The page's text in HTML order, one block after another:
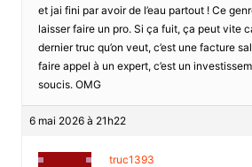
et jai fini par avoir de l’eau partout ! Ce
laisser faire un pro. Si ça fuit, ça peut vite
dernier truc qu’on veut, c’est une facture
faire appel à un expert, c’est un
soucis. OMG
6 mai 2026 à 21h22
truc1393